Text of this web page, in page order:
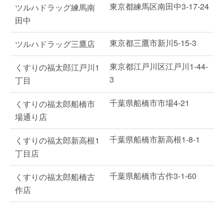
ツルハドラッグ練馬南
田中
東京都練馬区南田中3-17-24
ツルハドラッグ三鷹店 東京都三鷹市新川5-15-3
くすりの福太郎江戸川1
丁目
東京都江戸川区江戸川1-44-
3
くすりの福太郎船橋市
場通り店
千葉県船橋市市場4-21
くすりの福太郎新高根1
丁目店
千葉県船橋市新高根1-8-1
くすりの福太郎船橋古
作店
千葉県船橋市古作3-1-60